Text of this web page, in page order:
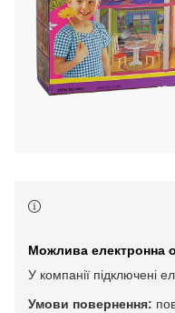
У компанії підключені